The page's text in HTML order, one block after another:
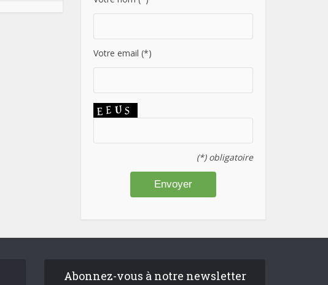
Votre email (*)
(*) obligatoire
Abonnez-vous à notre newsletter